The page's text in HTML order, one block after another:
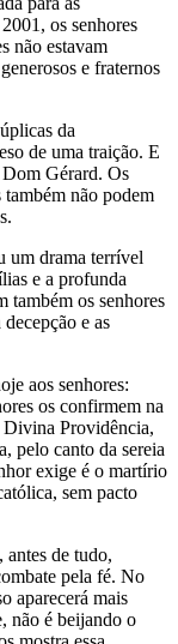
os senhores
não estavam
e fraternos
da
de uma traição. E
Dom Gérard. Os
também não podem
um drama terrível
e a profunda
também os senhores
e as
aos senhores:
os confirmem na
Divina Providência,
pelo canto da sereia
exige é o martírio
sem pacto
de tudo,
pela fé. No
aparecerá mais
não é beijando o